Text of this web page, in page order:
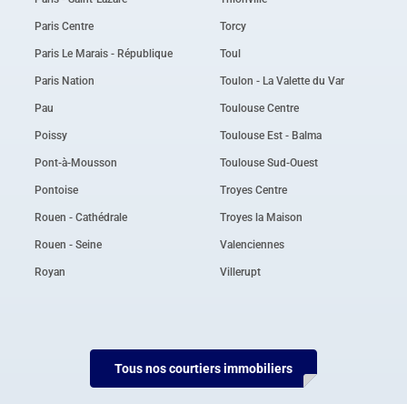
Paris Centre
Paris Le Marais - République
Paris Nation
Pau
Poissy
Pont-à-Mousson
Pontoise
Rouen - Cathédrale
Rouen - Seine
Royan
Torcy
Toul
Toulon - La Valette du Var
Toulouse Centre
Toulouse Est - Balma
Toulouse Sud-Ouest
Troyes Centre
Troyes la Maison
Valenciennes
Villerupt
Tous nos courtiers immobiliers